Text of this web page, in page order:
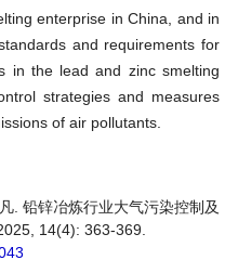
enterprise in China, and in
and requirements for
in the lead and zinc smelting
strategies and measures
of air pollutants.
. 铅锌冶炼行业大气污染控制及
14(4): 363-369.